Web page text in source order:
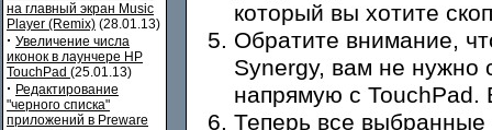
на главный экран Music
Player (Remix) (28.01.13)
· Увеличение числа
иконок в лаунчере HP
TouchPad (25.01.13)
· Редактирование
"черного списка"
приложений в Preware
который вы хотите
Обратите внимание,
Synergy, вам не нужно
напрямую с TouchPad.
Теперь все выбранные